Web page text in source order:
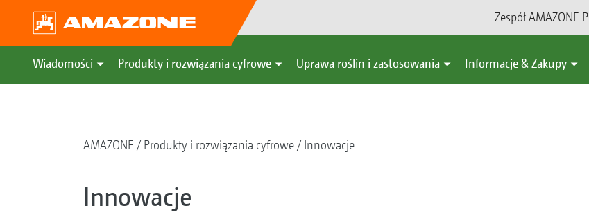
Zespół AMAZONE
Wiadomości Produkty i rozwiązania cyfrowe Uprawa roślin i zastosowania Informacje & Zakupy
AMAZONE Produkty i rozwiązania cyfrowe Innowacje
Innowacje